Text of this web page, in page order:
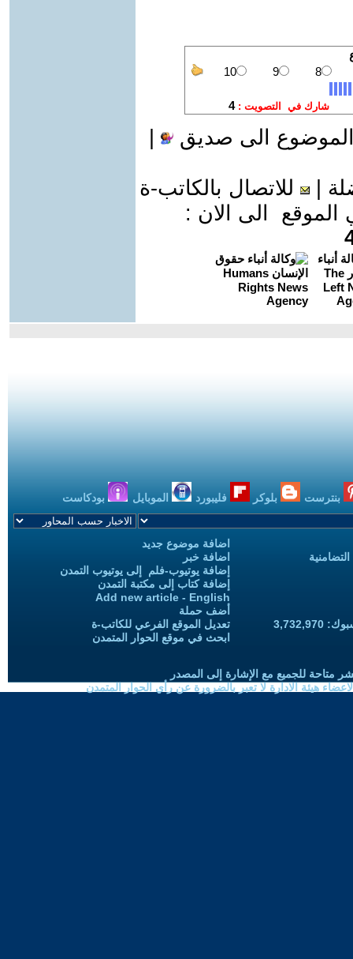
الى صديق
للاتصال بالكاتب-ة
الى الان :
بنترست بلوكر فليبورد الموبايل بودكاست
اضافة موضوع جديد
اضافة خبر
إضافة يوتيوب-فلم إلى يوتيوب التمدن
إضافة كتاب إلى مكتبة التمدن
Add new article - English
أضف حملة
تعديل الموقع الفرعي للكاتب-ة
ابحث في موقع الحوار المتمدن
متاحة للجميع مع الإشارة إلى المصدر
هيئة الادارة لا تعبر بالضرورة عن رأي الحوار المتمدن